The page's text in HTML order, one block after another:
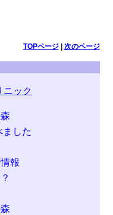
TOPページ| 次のページ
した
報